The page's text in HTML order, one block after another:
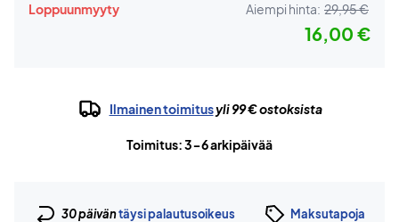
Loppuunmyyty Aiempi hinta: 29,95 €
16,00 €
Ilmainen toimitusyli 99 € ostoksista
Toimitus: 3-6 arkipäivää
30 päiväntäysi palautusoikeus Maksutapoja